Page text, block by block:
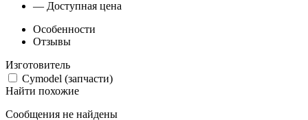
— Доступная цена
Особенности
Отзывы
Изготовитель
Cymodel (запчасти)
Найти похожие
Сообщения не найдены